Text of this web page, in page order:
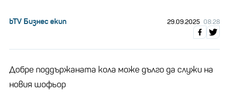
bTV Бизнес екип 29.09.2025 08:28
Добре поддържаната кола може дълго да служи на
новия шофьор